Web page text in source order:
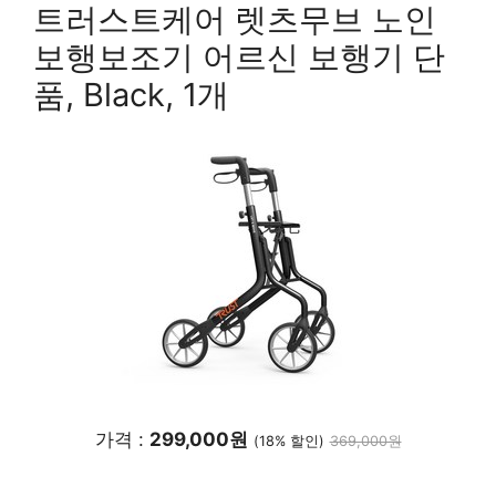
트러스트케어 렛츠무브 노인
보행보조기 어르신 보행기 단
품, Black, 1개
가격 : 299,000원 (18% 할인) 369,000원